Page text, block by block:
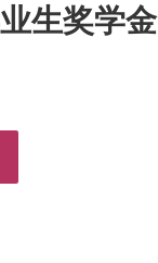
生奖学金